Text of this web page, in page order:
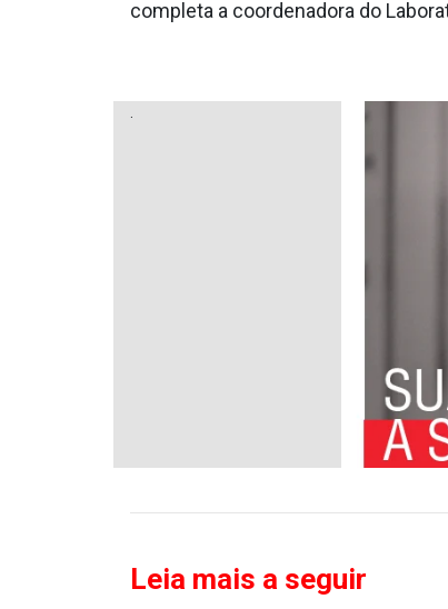
completa a coordenadora do
Leia mais a seguir